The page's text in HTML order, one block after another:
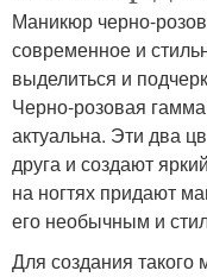
Маникюр черно-
современное и
выделиться и
Черно-розовая
актуальна. Эти два
друга и создают
на ногтях придают
его необычным и
Для создания